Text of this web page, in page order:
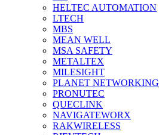
HELTEC AUTOMATION
LTECH
MBS
MEAN WELL
MSA SAFETY
METALTEX
MILESIGHT
PLANET NETWORKING
PRONUTEC
QUECLINK
NAVIGATEWORX
RAKWIRELESS